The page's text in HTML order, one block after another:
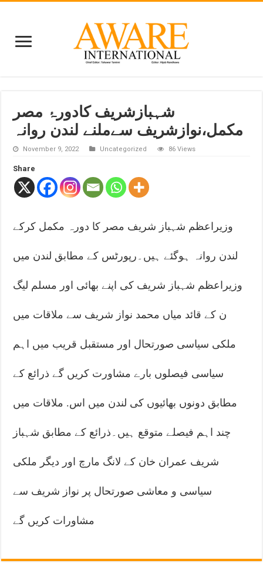
شہبازشریف کادورۂ مصر
مکمل،نوازشریف سےملنے لندن روانہ
November 9, 2022 Uncategorized 86 Views
Share
وزیراعظم شہباز شریف مصر کا دورہ مکمل کرکے
لندن روانہ ہوگئے ہیں۔رپورٹس کے مطابق لندن میں
وزیراعظم شہباز شریف کی اپنے بھائی اور مسلم لیگ
ن کے قائد میاں محمد نواز شریف سے ملاقات میں
ملکی سیاسی صورتحال اور مستقبل قریب میں اہم
سیاسی فیصلوں بارے مشاورت کریں گے ذرائع کے
مطابق دونوں بھائیوں کی لندن میں اس. ملاقات میں
چند اہم فیصلے متوقع ہیں۔ذرائع کے مطابق شہباز
شریف عمران خان کے لانگ مارچ اور دیگر ملکی
سیاسی و معاشی صورتحال پر نواز شریف سے
مشاورات کریں گے